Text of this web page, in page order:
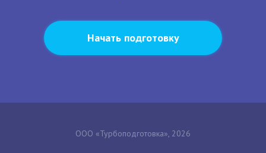
Начать подготовку
ООО «Турбоподготовка», 2026